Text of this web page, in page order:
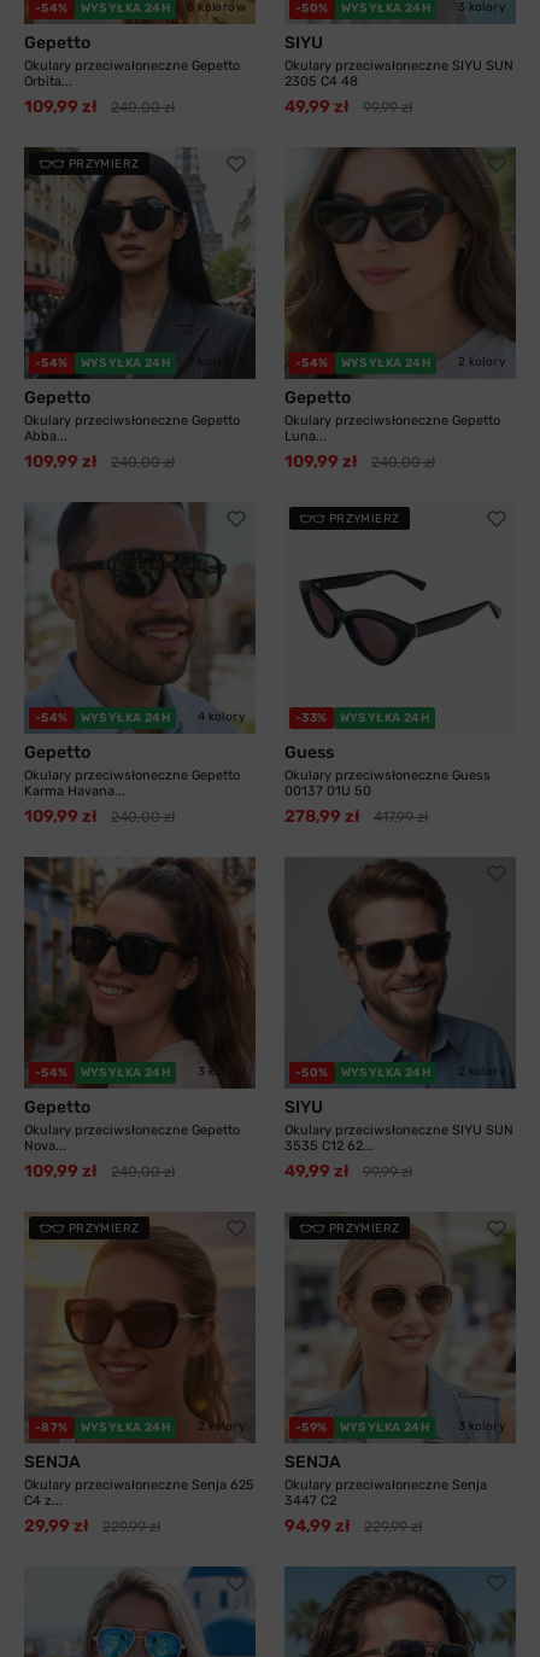
-54% WYSYŁKA 24H 6 kolorów
Gepetto
Okulary przeciwsłoneczne Gepetto
Orbita...
109,99 zł 240,00 zł
-50% WYSYŁKA 24H 3 kolory
SIYU
Okulary przeciwsłoneczne SIYU SUN
2305 C4 48
49,99 zł 99,99 zł
PRZYMIERZ
-54% WYSYŁKA 24H
Gepetto
Okulary przeciwsłoneczne Gepetto
Abba...
109,99 zł 240,00 zł
-54% WYSYŁKA 24H 2 kolory
Gepetto
Okulary przeciwsłoneczne Gepetto
Luna...
109,99 zł 240,00 zł
-54% WYSYŁKA 24H 4 kolory
Gepetto
Okulary przeciwsłoneczne Gepetto
Karma Havana...
109,99 zł 240,00 zł
PRZYMIERZ
-33% WYSYŁKA 24H
Guess
Okulary przeciwsłoneczne Guess
00137 01U 50
278,99 zł 417,99 zł
-54% WYSYŁKA 24H 3 kolory
Gepetto
Okulary przeciwsłoneczne Gepetto
Nova...
109,99 zł 240,00 zł
-50% WYSYŁKA 24H 2 kolory
SIYU
Okulary przeciwsłoneczne SIYU SUN
3535 C12 62...
49,99 zł 99,99 zł
PRZYMIERZ
-87% WYSYŁKA 24H 2 kolory
SENJA
Okulary przeciwsłoneczne Senja 625
C4 z...
29,99 zł 229,99 zł
PRZYMIERZ
-59% WYSYŁKA 24H 3 kolory
SENJA
Okulary przeciwsłoneczne Senja
3447 C2
94,99 zł 229,99 zł